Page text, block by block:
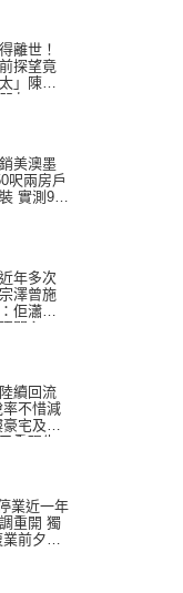
離世！
探望竟
」陳思
友
美澳墨
呎兩房戶
實測9個
年多次
佢瀟灑
開心
續回流
不惜減
宅及學
重現生
業近一年
重開 獨
前夕被